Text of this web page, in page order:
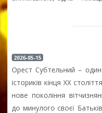
2026-05-15
Орест Субтельний – один
істориків кінця XX
нове покоління
до минулого своєї